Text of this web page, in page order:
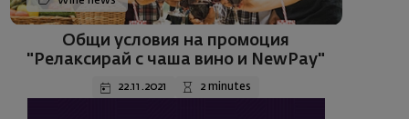
Общи условия на промоция
"Релаксирай с чаша вино и NewPay"
22.11.2021 2 minutes